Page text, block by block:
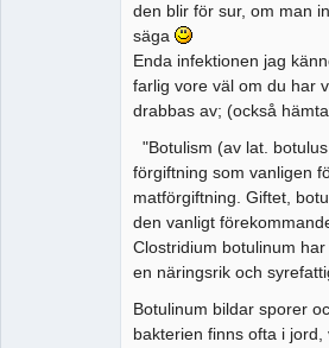
den blir för sur, om man
säga
Enda infektionen jag
farlig vore väl om du har
drabbas av; (också
"Botulism (av lat.
förgiftning som vanligen
matförgiftning. Giftet,
den vanligt
Clostridium botulinum
en näringsrik och
Botulinum bildar sporer
bakterien finns ofta i jord,